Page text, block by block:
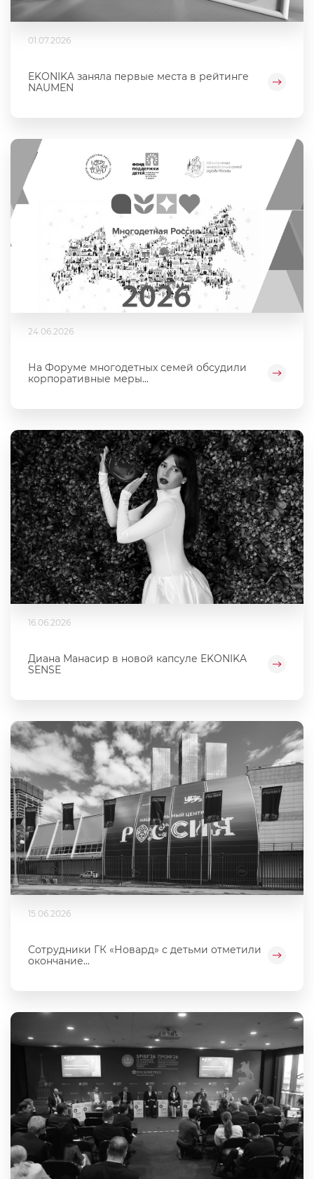
01.07.2026
EKONIKA заняла первые места в рейтинге
NAUMEN
24.06.2026
На Форуме многодетных семей обсудили
корпоративные меры...
16.06.2026
Диана Манасир в новой капсуле EKONIKA
SENSE
15.06.2026
Сотрудники ГК «Новард» с детьми отметили
окончание...